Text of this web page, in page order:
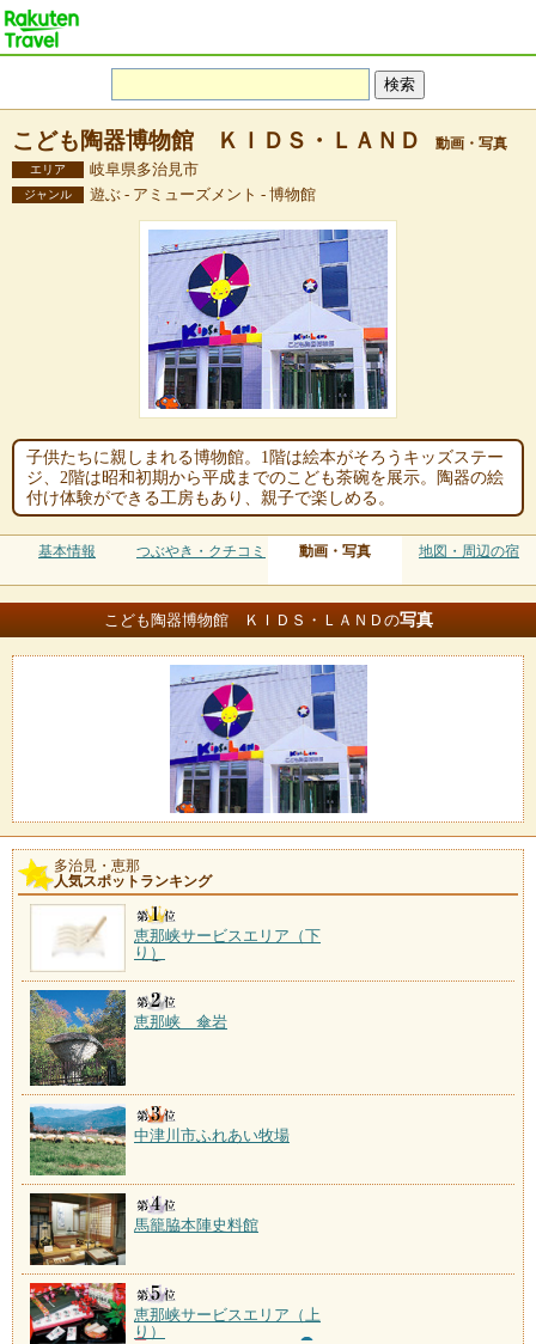
こども陶器博物館 ＫＩＤＳ・ＬＡＮＤ 動画・写真
エリア 岐阜県多治見市
ジャンル 遊ぶ - アミューズメント - 博物館
子供たちに親しまれる博物館。1階は絵本がそろうキッズステー
ジ、2階は昭和初期から平成までのこども茶碗を展示。陶器の絵
付け体験ができる工房もあり、親子で楽しめる。
基本情報 つぶやき・クチコミ 動画・写真 地図・周辺の宿
こども陶器博物館 ＫＩＤＳ・ＬＡＮＤの写真
多治見・恵那
人気スポットランキング
恵那峡サービスエリア（下
り）
恵那峡 傘岩
中津川市ふれあい牧場
馬籠脇本陣史料館
恵那峡サービスエリア（上
り）